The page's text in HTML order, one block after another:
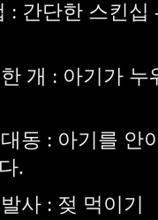
: 간단한 스킨
개 : 아기가
동 : 아기를 안
.
사 : 젖 먹이기